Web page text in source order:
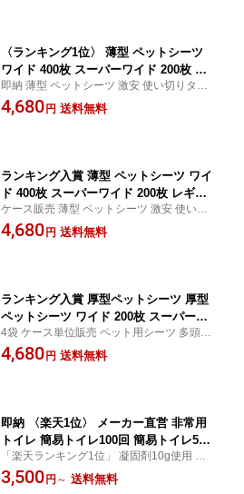
〈ランキング1位〉 薄型 ペットシーツ
ワイド 400枚 スーパーワイド 200枚 レ
ギュラー 800枚 ペットシート トイレシ
ート 犬 猫 大容量 業務用 まとめ買い ト
即納 薄型 ペットシーツ 激安 使い切りタイ
プ ペットシーツ薄型 ペットシーツ レギュ
ラー ペットシーツ ワイド ペットシーツ ス
4,680円 送料無料
ランキング入賞 薄型 ペットシーツ ワイ
ド 400枚 スーパーワイド 200枚 レギュ
ラー 800枚 ペットシート トイレシート
犬 猫 大容量 業務用 まとめ買い ペット
ケース販売 薄型 ペットシーツ 激安 使い捨
て ペットシーツ薄型 ペットシーツ レギュ
ラー ペットシーツ ワイド ペットシーツ ス
4,680円 送料無料
ランキング入賞 厚型ペットシーツ 厚型
ペットシーツ ワイド 200枚 スーパーワ
イド 100枚 レギュラー 400枚 大容量 ペ
ットシート 厚型 トイレシート ペットシ
4袋 ケース単位販売 ペット用シーツ 多頭飼
い おしっこシート 犬 猫 トイレ シート 超吸
収 ペットシーツ システムトイレ まとめ買
4,680円 送料無料
即納 〈楽天1位〉 メーカー直営 非常用
トイレ 簡易トイレ100回 簡易トイレ50
回 便座カバー付き 防災トイレ 防災グッ
ズ 簡易トイレ 凝固剤 災害用 介護 携帯
「楽天ランキング1位」 凝固剤10g使用 非
常用 防災 トイレ コンパクト 大容量 【100
回分】 【50回分】 災害時 断水時 アウトド
3,500円 ～ 送料無料